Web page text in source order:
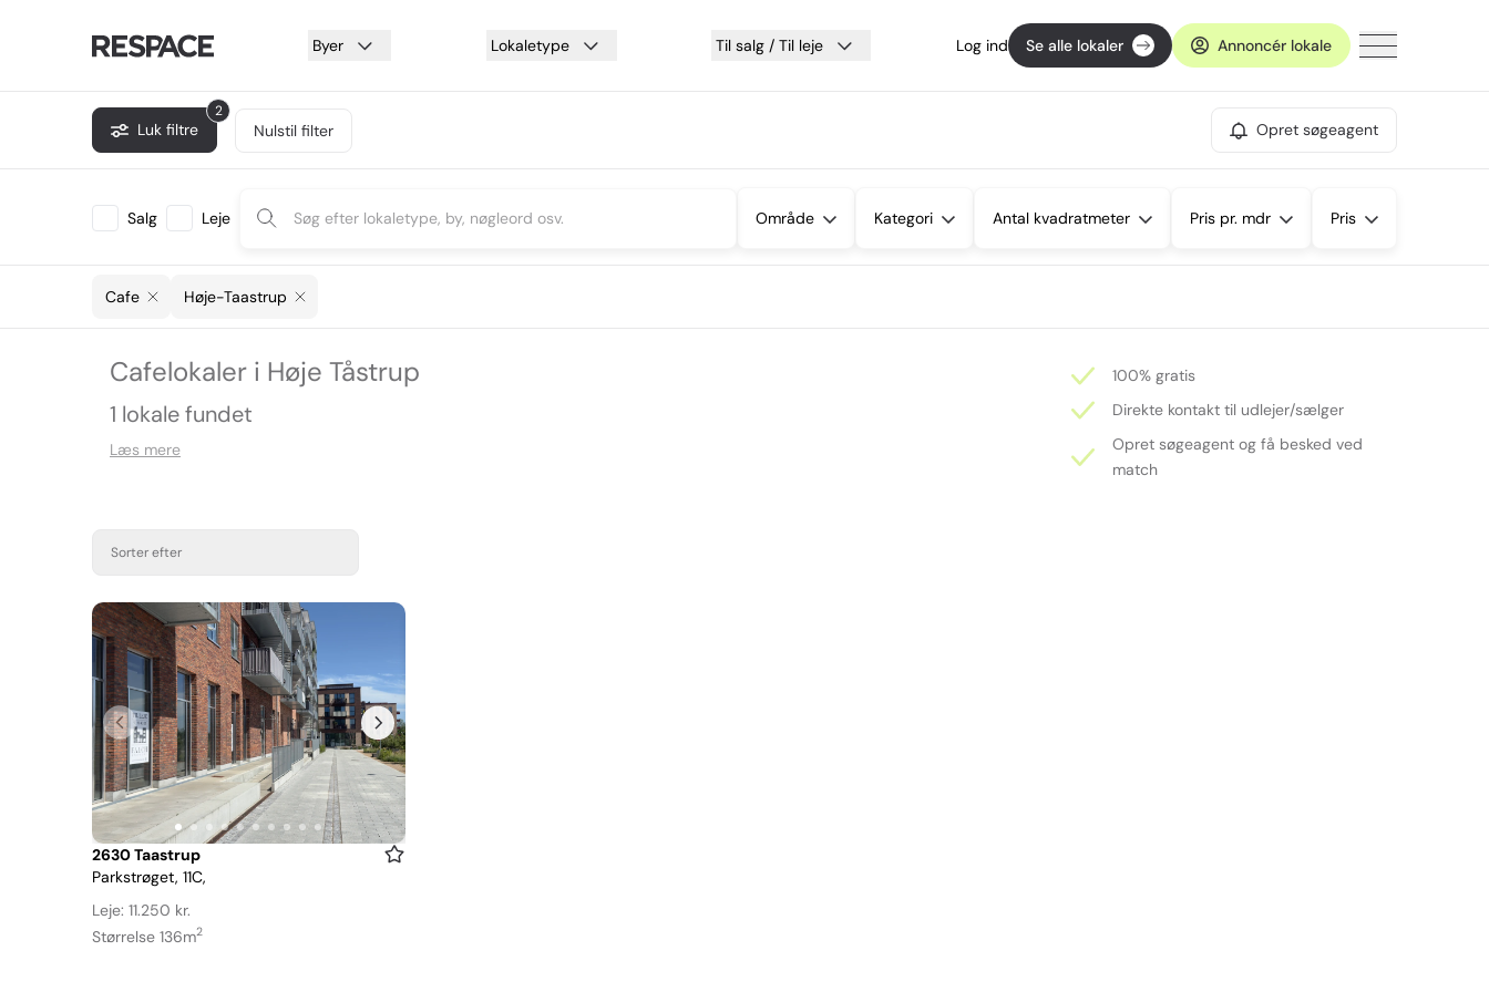
Byer Lokaletype Til salg / Til leje Log ind Se alle lokaler Annoncér lokale
2
Luk filtre Nulstil filter Opret søgeagent
Salg Leje Område Kategori Antal kvadratmeter Pris pr. mdr Pris
Cafe Høje-Taastrup
Cafelokaler i Høje Tåstrup
1 lokale fundet
Læs mere
100% gratis
Direkte kontakt til udlejer/sælger
Opret søgeagent og få besked ved
match
Sorter efter
Item
1
of
10
2630 Taastrup
Parkstrøget, 11C,
Leje: 11.250 kr.
Størrelse 136m2